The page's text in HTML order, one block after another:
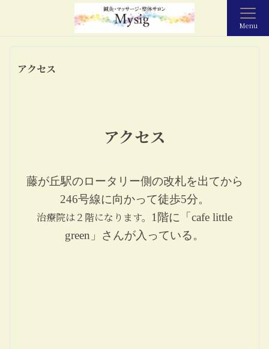
Menu
アクセス
アクセス
藤が丘駅のロータリー側の改札を出てから
246号線に向かって徒歩5分。
治療院は２階になります。 1階に「cafe little
green」さんが入っている。